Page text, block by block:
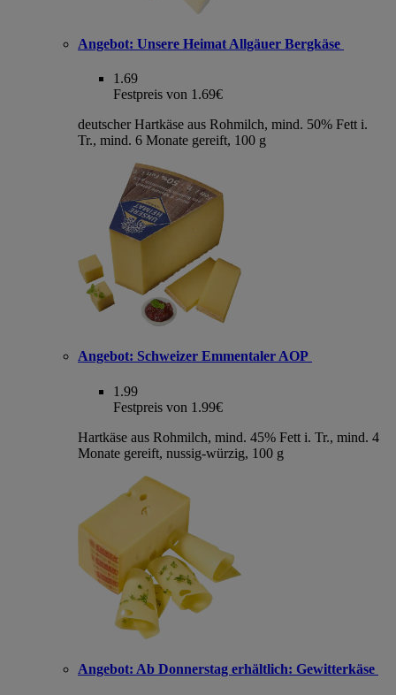
Angebot: Unsere Heimat Allgäuer Bergkäse
1.69
Festpreis von 1.69€
deutscher Hartkäse aus Rohmilch, mind. 50% Fett i.
Tr., mind. 6 Monate gereift, 100 g
Angebot: Schweizer Emmentaler AOP
1.99
Festpreis von 1.99€
Hartkäse aus Rohmilch, mind. 45% Fett i. Tr., mind. 4
Monate gereift, nussig-würzig, 100 g
Angebot: Ab Donnerstag erhältlich: Gewitterkäse